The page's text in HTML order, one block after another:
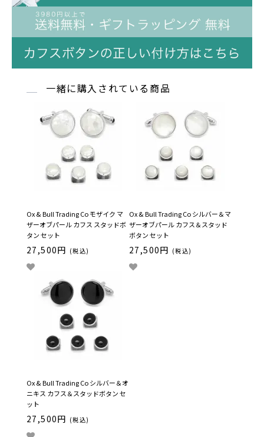
一緒に購入されている商品
Ox & Bull Trading Co モザイク マ
ザーオブパール カフス スタッドボ
タン セット
27,500円 (税込)
Ox & Bull Trading Co シルバー＆マ
ザーオブパール カフス＆スタッド
ボタン セット
27,500円 (税込)
Ox & Bull Trading Co シルバー＆オ
ニキス カフス＆スタッドボタン セ
ット
27,500円 (税込)